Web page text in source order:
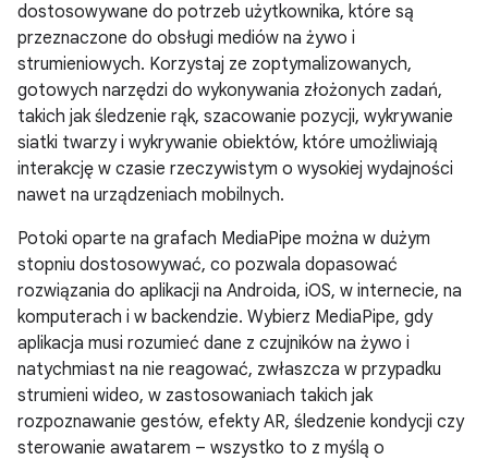
dostosowywane do potrzeb użytkownika, które są
przeznaczone do obsługi mediów na żywo i
strumieniowych. Korzystaj ze zoptymalizowanych,
gotowych narzędzi do wykonywania złożonych zadań,
takich jak śledzenie rąk, szacowanie pozycji, wykrywanie
siatki twarzy i wykrywanie obiektów, które umożliwiają
interakcję w czasie rzeczywistym o wysokiej wydajności
nawet na urządzeniach mobilnych.
Potoki oparte na grafach MediaPipe można w dużym
stopniu dostosowywać, co pozwala dopasować
rozwiązania do aplikacji na Androida, iOS, w internecie, na
komputerach i w backendzie. Wybierz MediaPipe, gdy
aplikacja musi rozumieć dane z czujników na żywo i
natychmiast na nie reagować, zwłaszcza w przypadku
strumieni wideo, w zastosowaniach takich jak
rozpoznawanie gestów, efekty AR, śledzenie kondycji czy
sterowanie awatarem – wszystko to z myślą o